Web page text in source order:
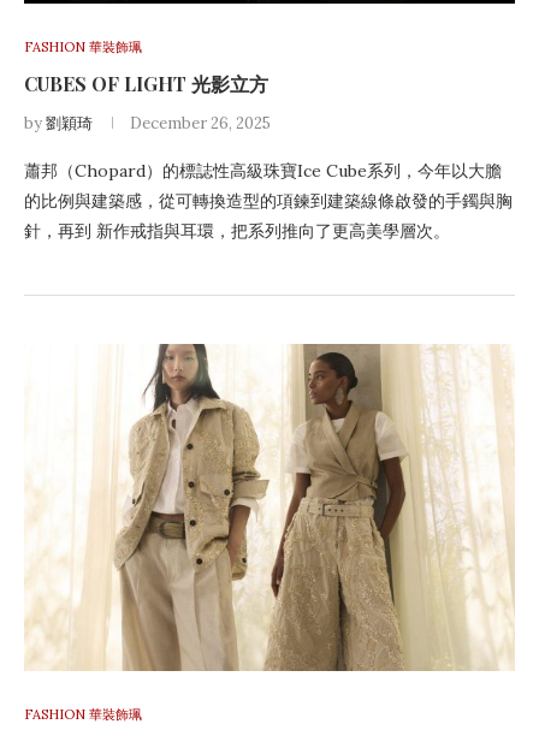
FASHION 華裝飾珮
CUBES OF LIGHT 光影立方
by劉穎琦 December 26, 2025
蕭邦（Chopard）的標誌性高級珠寶Ice Cube系列，今年以大膽
的比例與建築感，從可轉換造型的項鍊到建築線條啟發的手鐲與胸
針，再到 新作戒指與耳環，把系列推向了更高美學層次。
FASHION 華裝飾珮